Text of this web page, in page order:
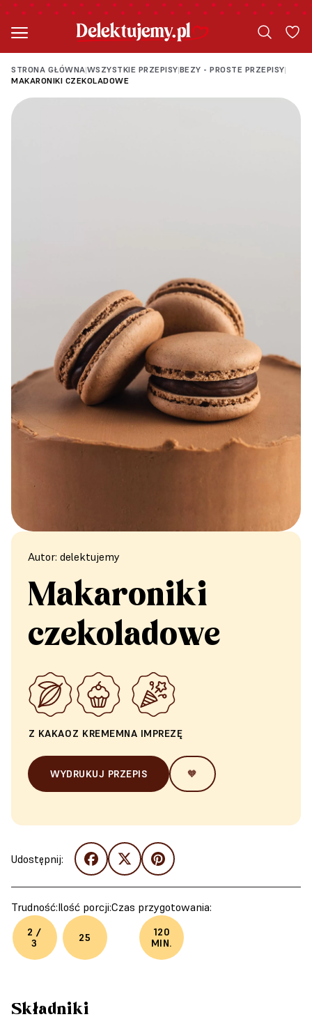
STRONA GŁÓWNA|WSZYSTKIE PRZEPISY|BEZY - PROSTE PRZEPISY|
MAKARONIKI CZEKOLADOWE
Autor: delektujemy
Makaroniki
czekoladowe
Z KAKAOZ KREMEMNA IMPREZĘ
WYDRUKUJ PRZEPIS 🧡
Udostępnij:
Trudność:
2 /
3
Ilość porcji:
25
Czas przygotowania:
120
MIN.
Składniki